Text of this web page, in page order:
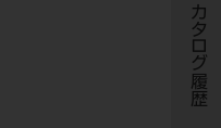
カタログ履歴